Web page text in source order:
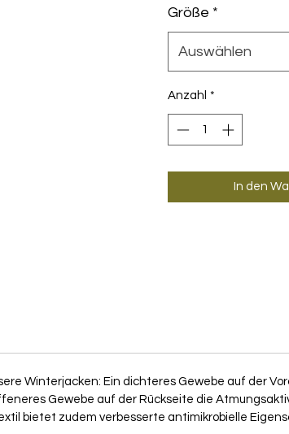
Größe *
Auswählen
Anzahl *
In den
Winterjacken: Ein dichteres Gewebe auf der
Gewebe auf der Rückseite die
bietet zudem verbesserte antimikrobielle